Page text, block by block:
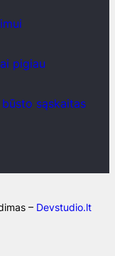
pigiau
sąskaitas
– Devstudio.lt